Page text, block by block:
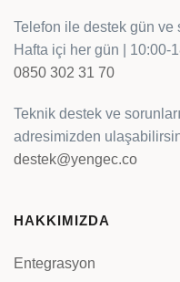
Telefon ile destek gün ve
Hafta içi her gün | 10:00-
0850 302 31 70
Teknik destek ve
adresimizden
destek@yengec.co
HAKKIMIZDA
Entegrasyon